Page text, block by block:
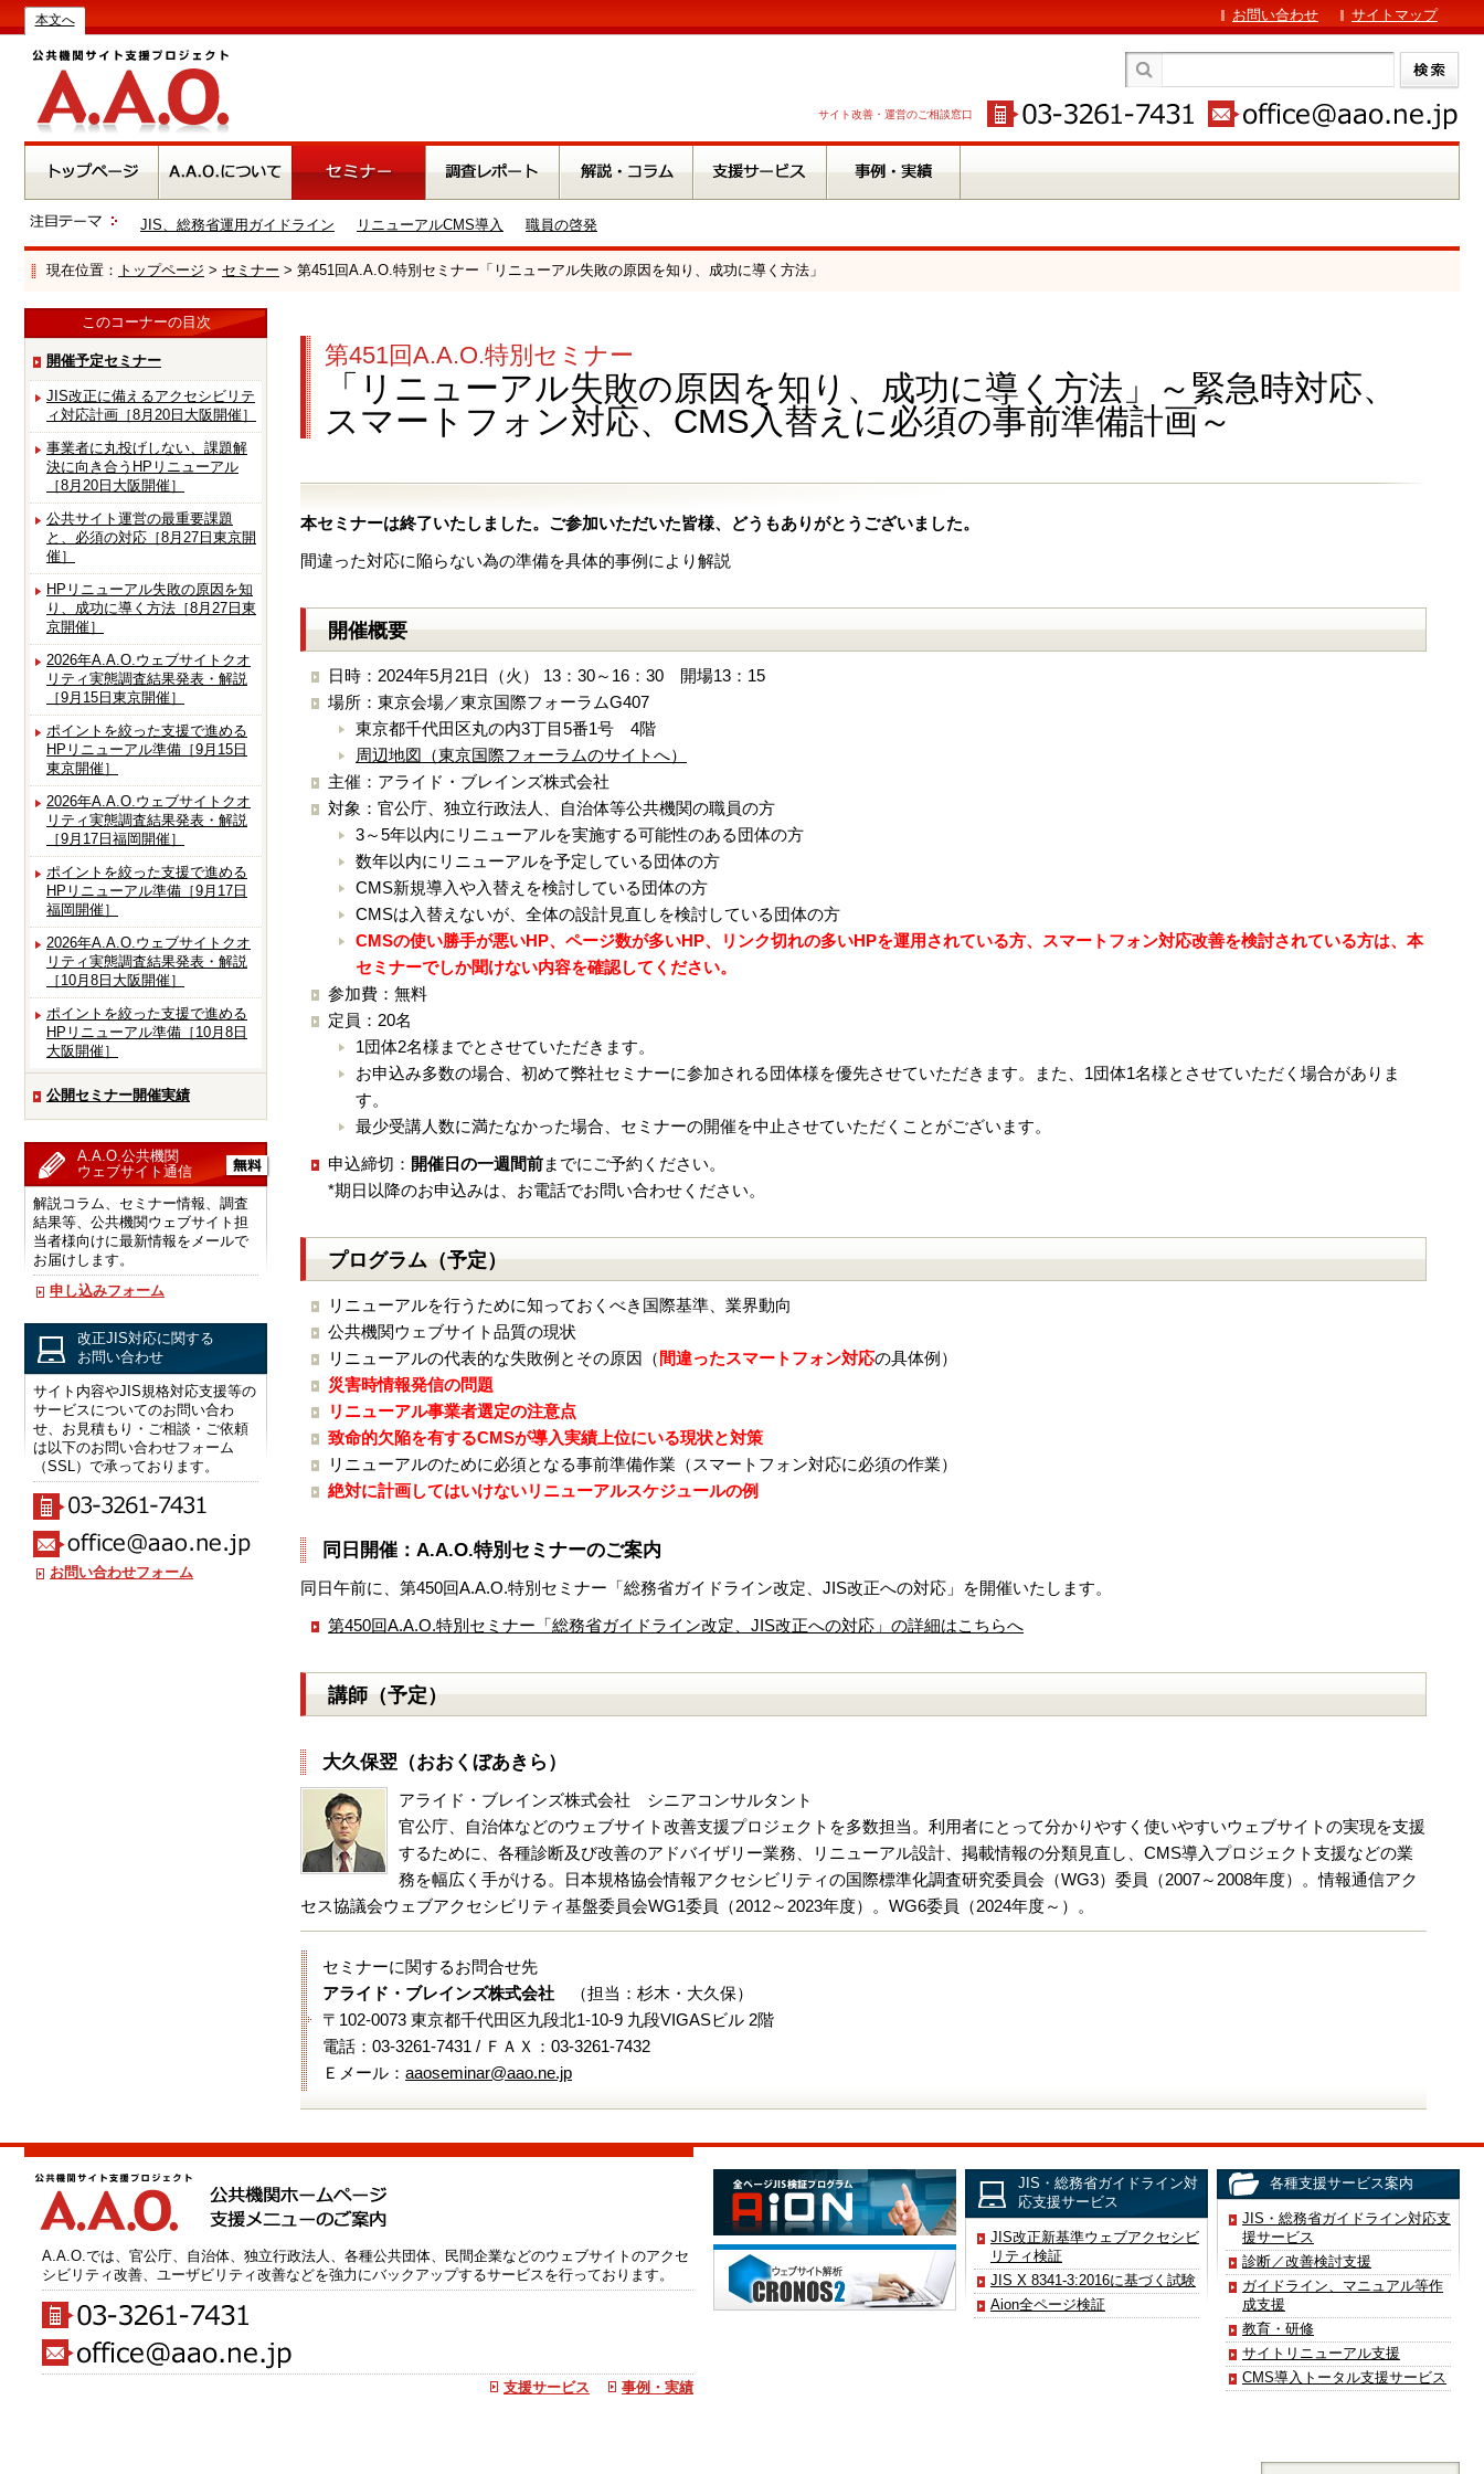
本文へ お問い合わせ サイトマップ
サイト改善・運営のご相談窓口
JIS、総務省運用ガイドライン リニューアルCMS導入 職員の啓発
現在位置： トップページ > セミナー > 第451回A.A.O.特別セミナー「リニューアル失敗の原因を知り、成功に導く方法」
このコーナーの目次
開催予定セミナー
JIS改正に備えるアクセシビリテ
ィ対応計画［8月20日大阪開催］
事業者に丸投げしない、課題解
決に向き合うHPリニューアル
［8月20日大阪開催］
公共サイト運営の最重要課題
と、必須の対応［8月27日東京開
催］
HPリニューアル失敗の原因を知
り、成功に導く方法［8月27日東
京開催］
2026年A.A.O.ウェブサイトクオ
リティ実態調査結果発表・解説
［9月15日東京開催］
ポイントを絞った支援で進める
HPリニューアル準備［9月15日
東京開催］
2026年A.A.O.ウェブサイトクオ
リティ実態調査結果発表・解説
［9月17日福岡開催］
ポイントを絞った支援で進める
HPリニューアル準備［9月17日
福岡開催］
2026年A.A.O.ウェブサイトクオ
リティ実態調査結果発表・解説
［10月8日大阪開催］
ポイントを絞った支援で進める
HPリニューアル準備［10月8日
大阪開催］
公開セミナー開催実績
A.A.O.公共機関
ウェブサイト通信
解説コラム、セミナー情報、調査
結果等、公共機関ウェブサイト担
当者様向けに最新情報をメールで
お届けします。
申し込みフォーム
改正JIS対応に関する
お問い合わせ
サイト内容やJIS規格対応支援等の
サービスについてのお問い合わ
せ、お見積もり・ご相談・ご依頼
は以下のお問い合わせフォーム
（SSL）で承っております。
お問い合わせフォーム
第451回A.A.O.特別セミナー
「リニューアル失敗の原因を知り、成功に導く方法」～緊急時対応、
スマートフォン対応、CMS入替えに必須の事前準備計画～
本セミナーは終了いたしました。ご参加いただいた皆様、どうもありがとうございました。
間違った対応に陥らない為の準備を具体的事例により解説
開催概要
日時：2024年5月21日（火） 13：30～16：30 開場13：15
場所：東京会場／東京国際フォーラムG407
東京都千代田区丸の内3丁目5番1号 4階
周辺地図（東京国際フォーラムのサイトへ）
主催：アライド・ブレインズ株式会社
対象：官公庁、独立行政法人、自治体等公共機関の職員の方
3～5年以内にリニューアルを実施する可能性のある団体の方
数年以内にリニューアルを予定している団体の方
CMS新規導入や入替えを検討している団体の方
CMSは入替えないが、全体の設計見直しを検討している団体の方
CMSの使い勝手が悪いHP、ページ数が多いHP、リンク切れの多いHPを運用されている方、スマートフォン対応改善を検討されている方は、本
セミナーでしか聞けない内容を確認してください。
参加費：無料
定員：20名
1団体2名様までとさせていただきます。
お申込み多数の場合、初めて弊社セミナーに参加される団体様を優先させていただきます。また、1団体1名様とさせていただく場合がありま
す。
最少受講人数に満たなかった場合、セミナーの開催を中止させていただくことがございます。
申込締切： 開催日の一週間前までにご予約ください。
*期日以降のお申込みは、お電話でお問い合わせください。
プログラム（予定）
リニューアルを行うために知っておくべき国際基準、業界動向
公共機関ウェブサイト品質の現状
リニューアルの代表的な失敗例とその原因（ 間違ったスマートフォン対応の具体例）
災害時情報発信の問題
リニューアル事業者選定の注意点
致命的欠陥を有するCMSが導入実績上位にいる現状と対策
リニューアルのために必須となる事前準備作業（スマートフォン対応に必須の作業）
絶対に計画してはいけないリニューアルスケジュールの例
同日開催：A.A.O.特別セミナーのご案内
同日午前に、第450回A.A.O.特別セミナー「総務省ガイドライン改定、JIS改正への対応」を開催いたします。
第450回A.A.O.特別セミナー「総務省ガイドライン改定、JIS改正への対応」の詳細はこちらへ
講師（予定）
大久保翌（おおくぼあきら）
アライド・ブレインズ株式会社 シニアコンサルタント
官公庁、自治体などのウェブサイト改善支援プロジェクトを多数担当。利用者にとって分かりやすく使いやすいウェブサイトの実現を支援
するために、各種診断及び改善のアドバイザリー業務、リニューアル設計、掲載情報の分類見直し、CMS導入プロジェクト支援などの業
務を幅広く手がける。日本規格協会情報アクセシビリティの国際標準化調査研究委員会（WG3）委員（2007～2008年度）。情報通信アク
セス協議会ウェブアクセシビリティ基盤委員会WG1委員（2012～2023年度）。WG6委員（2024年度～）。
セミナーに関するお問合せ先
アライド・ブレインズ株式会社 （担当：杉木・大久保）
〒102-0073 東京都千代田区九段北1-10-9 九段VIGASビル 2階
電話：03-3261-7431 / ＦＡＸ：03-3261-7432
Ｅメール： aaoseminar@aao.ne.jp
A.A.O.では、官公庁、自治体、独立行政法人、各種公共団体、民間企業などのウェブサイトのアクセ
シビリティ改善、ユーザビリティ改善などを強力にバックアップするサービスを行っております。
支援サービス 事例・実績
JIS・総務省ガイドライン対
応支援サービス
JIS改正新基準ウェブアクセシビ
リティ検証
JIS X 8341-3:2016に基づく試験
Aion全ページ検証
各種支援サービス案内
JIS・総務省ガイドライン対応支
援サービス
診断／改善検討支援
ガイドライン、マニュアル等作
成支援
教育・研修
サイトリニューアル支援
CMS導入トータル支援サービス